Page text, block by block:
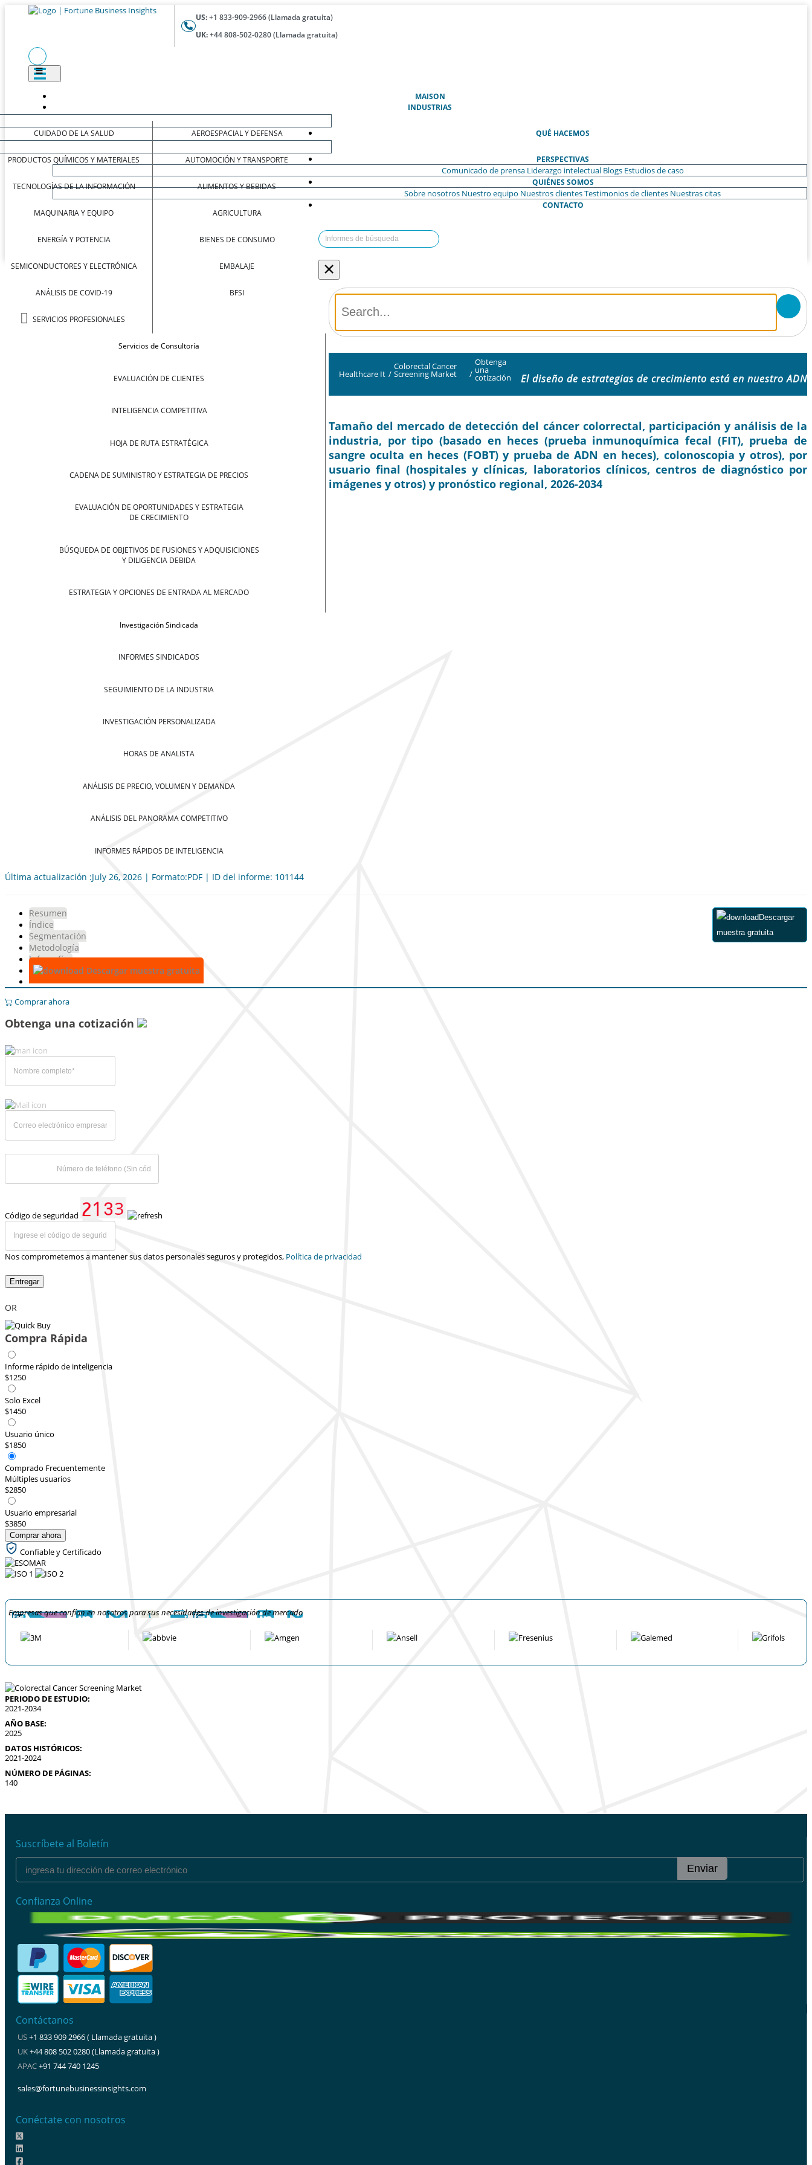
US:+1 833-909-2966 (Llamada gratuita)
UK:+44 808-502-0280 (Llamada gratuita)
MAISON(ACTUAL)
INDUSTRIAS
CUIDADO DE LA SALUD
PRODUCTOS QUÍMICOS Y MATERIALES
TECNOLOGÍAS DE LA INFORMACIÓN
MAQUINARIA Y EQUIPO
ENERGÍA Y POTENCIA
SEMICONDUCTORES Y ELECTRÓNICA
ANÁLISIS DE COVID-19
SERVICIOS PROFESIONALES
AEROESPACIAL Y DEFENSA
AUTOMOCIÓN Y TRANSPORTE
ALIMENTOS Y BEBIDAS
AGRICULTURA
BIENES DE CONSUMO
EMBALAJE
BFSI
QUÉ HACEMOS
Servicios de Consultoría
EVALUACIÓN DE CLIENTES
INTELIGENCIA COMPETITIVA
HOJA DE RUTA ESTRATÉGICA
CADENA DE SUMINISTRO Y ESTRATEGIA DE PRECIOS
EVALUACIÓN DE OPORTUNIDADES Y ESTRATEGIA
DE CRECIMIENTO
BÚSQUEDA DE OBJETIVOS DE FUSIONES Y ADQUISICIONES
Y DILIGENCIA DEBIDA
ESTRATEGIA Y OPCIONES DE ENTRADA AL MERCADO
Investigación Sindicada
INFORMES SINDICADOS
SEGUIMIENTO DE LA INDUSTRIA
INVESTIGACIÓN PERSONALIZADA
HORAS DE ANALISTA
ANÁLISIS DE PRECIO, VOLUMEN Y DEMANDA
ANÁLISIS DEL PANORAMA COMPETITIVO
INFORMES RÁPIDOS DE INTELIGENCIA
PERSPECTIVAS
Comunicado de prensa Liderazgo intelectual Blogs Estudios de caso
QUIÉNES SOMOS
Sobre nosotros Nuestro equipo Nuestros clientesTestimonios de clientes Nuestras citas
CONTACTO
×
Healthcare It /
Colorectal Cancer
Screening Market /
Obtenga
una
cotización El diseño de estrategias de crecimiento está en nuestro ADN
Tamaño del mercado de detección del cáncer colorrectal, participación y análisis de la
industria, por tipo (basado en heces (prueba inmunoquímica fecal (FIT), prueba de
sangre oculta en heces (FOBT) y prueba de ADN en heces), colonoscopia y otros), por
usuario final (hospitales y clínicas, laboratorios clínicos, centros de diagnóstico por
imágenes y otros) y pronóstico regional, 2026-2034
Última actualización :July 26, 2026 | Formato:PDF | ID del informe: 101144
Resumen
Índice
Segmentación
Metodología
Infografías
Descargar muestra gratuita
Descargar
muestra gratuita
Comprar ahora
Obtenga una cotización
Código de seguridad
Nos comprometemos a mantener sus datos personales seguros y protegidos, Política de privacidad
Entregar
OR
Compra Rápida
Informe rápido de inteligencia
$1250
Solo Excel
$1450
Usuario único
$1850
Comprado Frecuentemente
Múltiples usuarios
$2850
Usuario empresarial
$3850
Comprar ahora
Confiable y Certificado
Empresas que confían en nosotros para sus necesidades de investigación de mercado
PERIODO DE ESTUDIO:
2021-2034
AÑO BASE:
2025
DATOS HISTÓRICOS:
2021-2024
NÚMERO DE PÁGINAS:
140
Suscríbete al Boletín
Enviar
Confianza Online
Contáctanos
US+1 833 909 2966 ( Llamada gratuita )
UK+44 808 502 0280 (Llamada gratuita )
APAC+91 744 740 1245
sales@fortunebusinessinsights.com
Conéctate con nosotros